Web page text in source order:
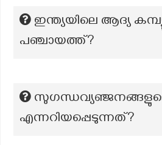
ഇന്ത്യയിലെ ആദ്യ
പഞ്ചായത്ത്?
എന്നറിയപ്പെടുന്നത്?